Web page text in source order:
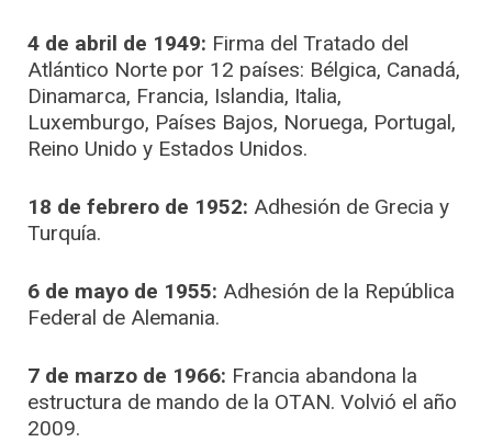
4 de abril de 1949: Firma del Tratado del
Atlántico Norte por 12 países: Bélgica, Canadá,
Dinamarca, Francia, Islandia, Italia,
Luxemburgo, Países Bajos, Noruega, Portugal,
Reino Unido y Estados Unidos.
18 de febrero de 1952: Adhesión de Grecia y
Turquía.
6 de mayo de 1955: Adhesión de la República
Federal de Alemania.
7 de marzo de 1966: Francia abandona la
estructura de mando de la OTAN. Volvió el año
2009.